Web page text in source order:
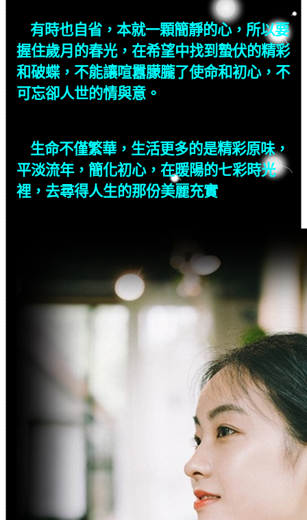
有時也自省，本就一顆簡靜的心，所以要
握住歲月的春光，在希望中找到蟄伏的精彩
和破蝶，不能讓喧囂朦朧了使命和初心，不
可忘卻人世的情與意。
生命不僅繁華，生活更多的是精彩原味，
平淡流年，簡化初心，在暖陽的七彩時光
裡，去尋得人生的那份美麗充實